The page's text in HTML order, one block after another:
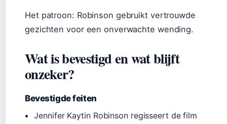
Het patroon: Robinson gebruikt vertrouwde
gezichten voor een onverwachte wending.
Wat is bevestigd en wat blijft
onzeker?
Bevestigde feiten
Jennifer Kaytin Robinson regisseert de film